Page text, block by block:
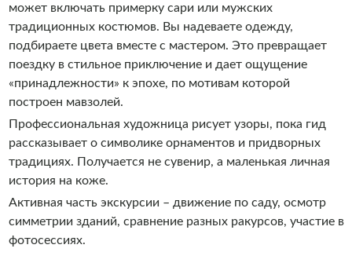
может включать примерку сари или мужских
традиционных костюмов. Вы надеваете одежду,
подбираете цвета вместе с мастером. Это превращает
поездку в стильное приключение и дает ощущение
«принадлежности» к эпохе, по мотивам которой
построен мавзолей.
Профессиональная художница рисует узоры, пока гид
рассказывает о символике орнаментов и придворных
традициях. Получается не сувенир, а маленькая личная
история на коже.
Активная часть экскурсии – движение по саду, осмотр
симметрии зданий, сравнение разных ракурсов, участие в
фотосессиях.